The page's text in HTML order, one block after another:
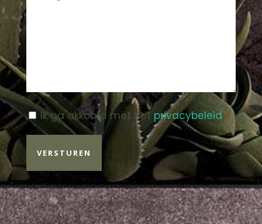
vraag
over
Instemming
*
Ik ga akkoord met het privacybeleid.*